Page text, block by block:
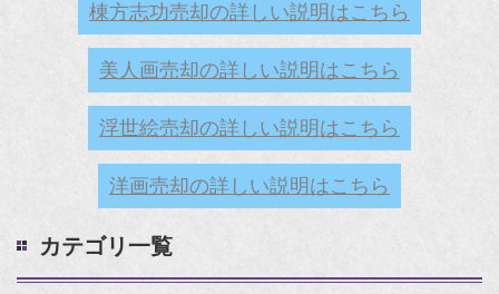
棟方志功売却の詳しい説明はこちら
美人画売却の詳しい説明はこちら
浮世絵売却の詳しい説明はこちら
洋画売却の詳しい説明はこちら
カテゴリ一覧